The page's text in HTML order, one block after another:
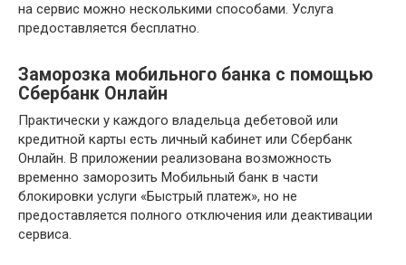
на сервис можно несколькими способами. Услуга
предоставляется бесплатно.
Заморозка мобильного банка с помощью
Сбербанк Онлайн
Практически у каждого владельца дебетовой или
кредитной карты есть личный кабинет или Сбербанк
Онлайн. В приложении реализована возможность
временно заморозить Мобильный банк в части
блокировки услуги «Быстрый платеж», но не
предоставляется полного отключения или деактивации
сервиса.